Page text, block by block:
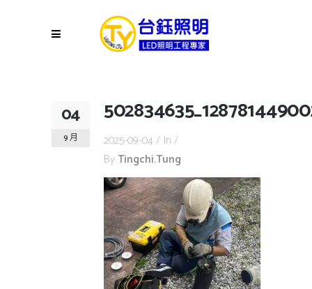
04
9 月 2025-09-04
In
By Tingchi.tung